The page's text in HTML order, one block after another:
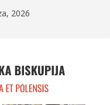
2026